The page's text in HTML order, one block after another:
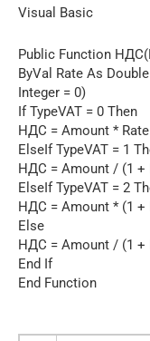
Visual Basic
Public Function
ByVal Rate As
Integer = 0)
If TypeVAT = 0 Then
НДС = Amount * Rate
ElseIf TypeVAT = 1
НДС = Amount / (1 +
ElseIf TypeVAT = 2
НДС = Amount * (1 +
Else
НДС = Amount / (1 +
End If
End Function